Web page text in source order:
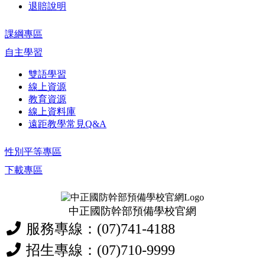
退賠說明
課綱專區
自主學習
雙語學習
線上資源
教育資源
線上資料庫
遠距教學常見Q&A
性別平等專區
下載專區
中正國防幹部預備學校官網
服務專線：(07)741-4188
招生專線：(07)710-9999